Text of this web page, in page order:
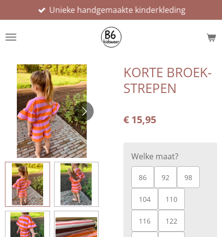
direct
naar
Unieke handgemaakte kinderkleding
KORTE BROEK-
STREPEN
€ 15,95
Welke maat?
86 92 98
104 110
116 122